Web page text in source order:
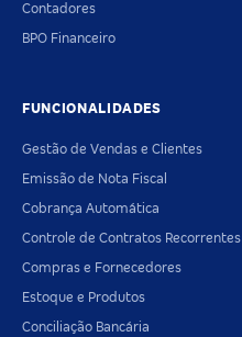
Contadores
BPO Financeiro
FUNCIONALIDADES
Gestão de Vendas e Clientes
Emissão de Nota Fiscal
Cobrança Automática
Controle de Contratos Recorrentes
Compras e Fornecedores
Estoque e Produtos
Conciliação Bancária